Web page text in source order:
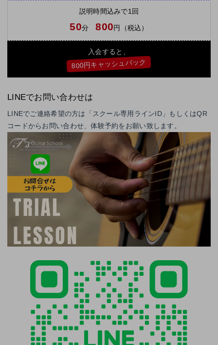
説明時間込みで1回
50分800円（税込）
入会すると、
800円キャッシュバック
LINEでお問い合わせは
LINEでご連絡希望の方は「スクール専用ラインID」もしくはQR
コードからお問い合わせ、体験予約をお願い致します。